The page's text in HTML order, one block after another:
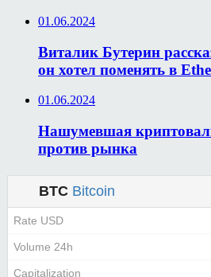
01.06.2024
Виталик Бутерин
он хотел поменять в
01.06.2024
Нашумевшая
против рынка